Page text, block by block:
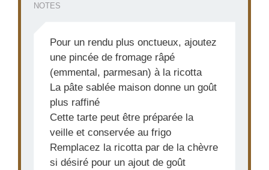
NOTES
Pour un rendu plus onctueux, ajoutez
une pincée de fromage râpé
(emmental, parmesan) à la ricotta
La pâte sablée maison donne un goût
plus raffiné
Cette tarte peut être préparée la
veille et conservée au frigo
Remplacez la ricotta par de la chèvre
si désiré pour un ajout de goût